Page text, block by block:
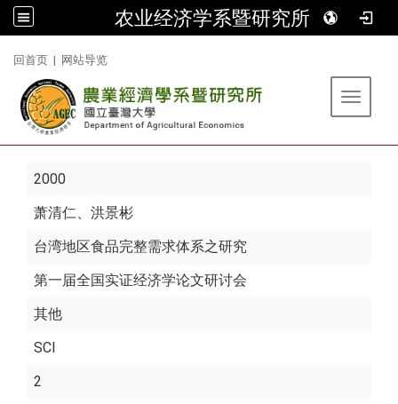
农业经济学系暨研究所
回首页 | 网站导览
Toggle
2000
萧清仁、洪景彬
台湾地区食品完整需求体系之研究
第一届全国实证经济学论文研讨会
其他
SCI
2